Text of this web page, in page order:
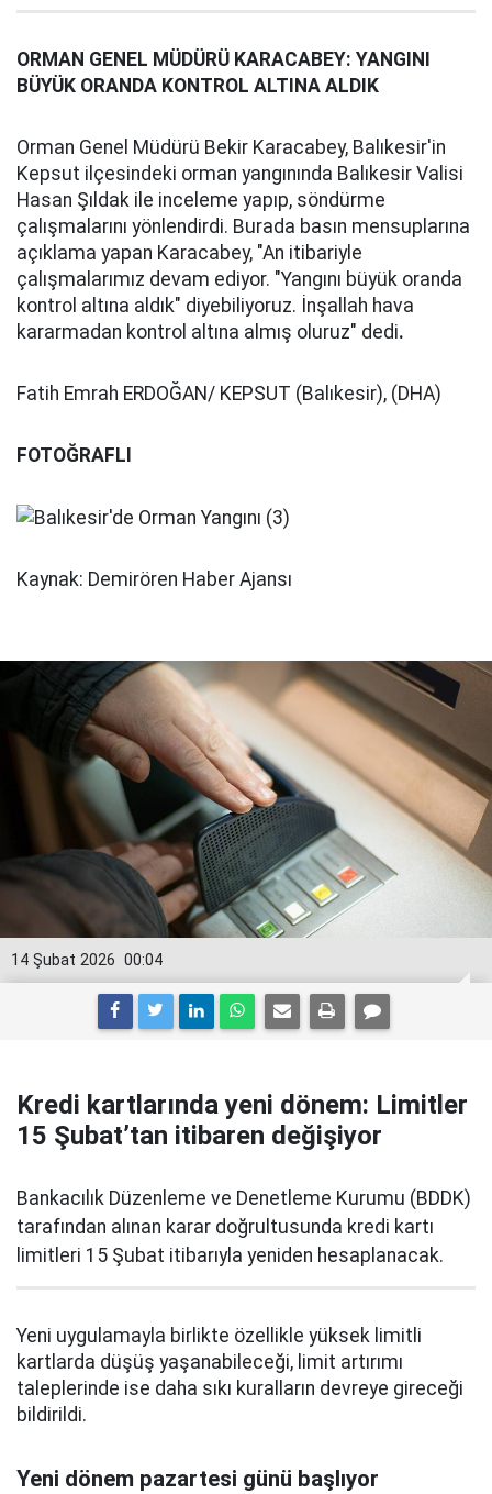
ORMAN GENEL MÜDÜRÜ KARACABEY: YANGINI
BÜYÜK ORANDA KONTROL ALTINA ALDIK
Orman Genel Müdürü Bekir Karacabey, Balıkesir'in
Kepsut ilçesindeki orman yangınında Balıkesir Valisi
Hasan Şıldak ile inceleme yapıp, söndürme
çalışmalarını yönlendirdi. Burada basın mensuplarına
açıklama yapan Karacabey, "An itibariyle
çalışmalarımız devam ediyor. "Yangını büyük oranda
kontrol altına aldık" diyebiliyoruz. İnşallah hava
kararmadan kontrol altına almış oluruz" dedi.
Fatih Emrah ERDOĞAN/ KEPSUT (Balıkesir), (DHA)
FOTOĞRAFLI
Kaynak: Demirören Haber Ajansı
00:04
14 Şubat 2026
Kredi kartlarında yeni dönem: Limitler
15 Şubat’tan itibaren değişiyor
Bankacılık Düzenleme ve Denetleme Kurumu (BDDK)
tarafından alınan karar doğrultusunda kredi kartı
limitleri 15 Şubat itibarıyla yeniden hesaplanacak.
Yeni uygulamayla birlikte özellikle yüksek limitli
kartlarda düşüş yaşanabileceği, limit artırımı
taleplerinde ise daha sıkı kuralların devreye gireceği
bildirildi.
Yeni dönem pazartesi günü başlıyor